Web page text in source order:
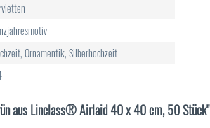
Ornamentik, Silberhochzeit
aus Linclass® Airlaid 40 x 40 cm, 50 Stück"